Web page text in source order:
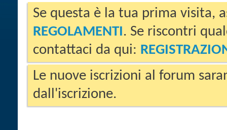
Se questa è la tua prima visita,
REGOLAMENTI. Se riscontri
contattaci da qui:
Le nuove iscrizioni al forum
dall'iscrizione.